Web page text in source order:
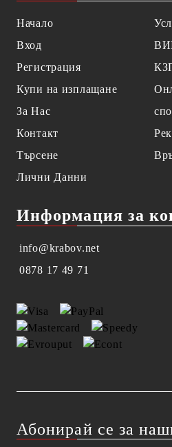
Начало
Вход
Регистрация
Купи на изплащане
За Нас
Контакт
Търсене
Лични Данни
Информация за
info@krabov.net
0878 17 49 71
Абонирай се за